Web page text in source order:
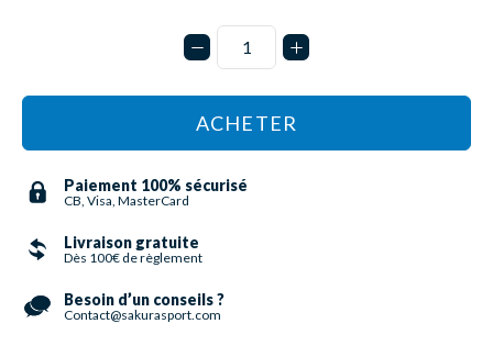
ACHETER
Paiement 100% sécurisé
CB, Visa, MasterCard
Livraison gratuite
Dès 100€ de règlement
Besoin d’un conseils ?
Contact@sakurasport.com